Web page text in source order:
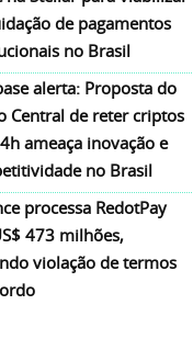
de pagamentos
no Brasil
alerta: Proposta do
Central de reter criptos
ameaça inovação e
no Brasil
processa RedotPay
473 milhões,
violação de termos